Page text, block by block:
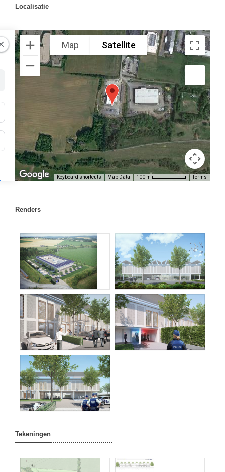
Localisatie
Map Satellite
Keyboard shortcuts Map Data 100 m Terms
Renders
Tekeningen